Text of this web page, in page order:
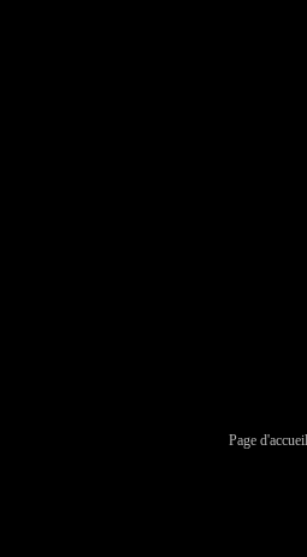
Page d'accueil